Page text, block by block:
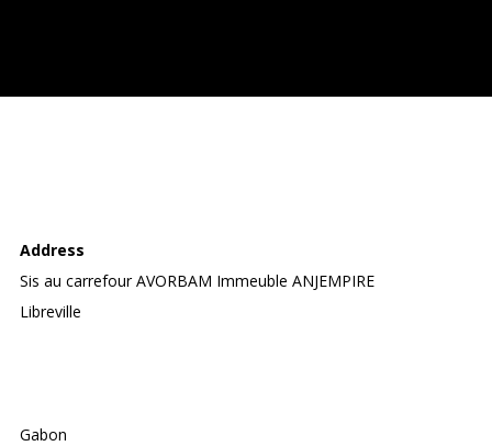
Address
Sis au carrefour AVORBAM Immeuble ANJEMPIRE
Libreville
Gabon